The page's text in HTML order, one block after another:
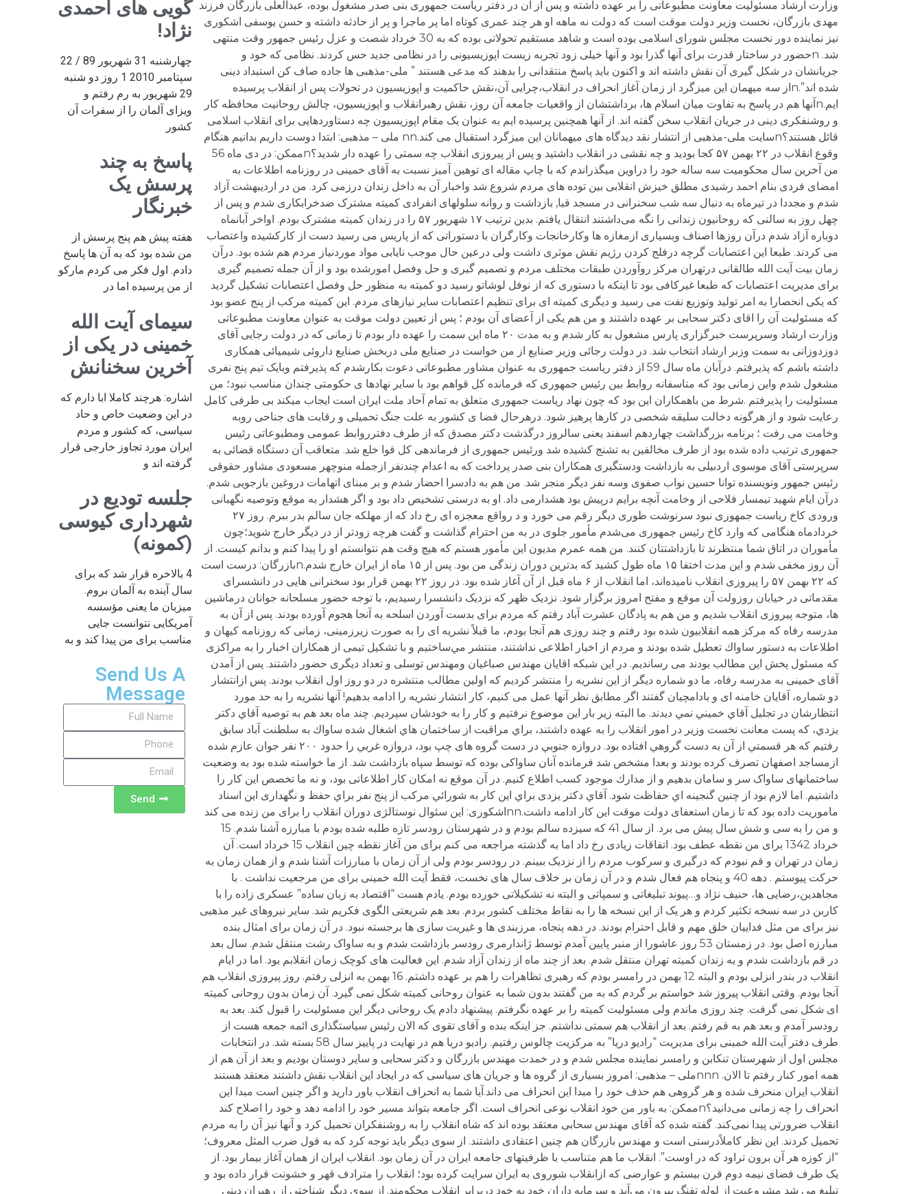
گویی های احمدی
نژاد!
چهارشنبه 31 شهریور 89 / 22
سپتامبر 2010 1 روز دو شنبه
29 شهریور به رم رفتم و
ویزای آلمان را از سفرات آن
کشور
پاسخ به چند
پرسش یک
خبرنگار
هفته پیش هم پنج پرسش از
من شده بود که به آن ها پاسخ
دادم. اول فکر می کردم مارکو
از من پرسیده اما در
سیمای آیت الله
خمینی در یکی از
آخرین سخنانش
اشاره: هرچند کاملا ابا دارم که
در این وضعیت خاص و حاد
سیاسی، که کشور و مردم
ایران مورد تجاوز خارجی قرار
گرفته اند و
جلسه تودیع در
شهرداری کیوسی
(کمونه)
4 بالاخره قرار شد که برای
سال آینده به آلمان بروم.
میزبان ما یعنی مؤسسه
آمریکایی نتوانست جایی
مناسب برای من پیدا کند و به
Send Us A
Message
Send